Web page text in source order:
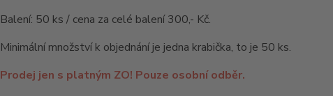
Balení: 50 ks / cena za celé balení 300,- Kč.
Minimální množství k objednání je jedna krabička, to je 50 ks.
Prodej jen s platným ZO! Pouze osobní odběr.